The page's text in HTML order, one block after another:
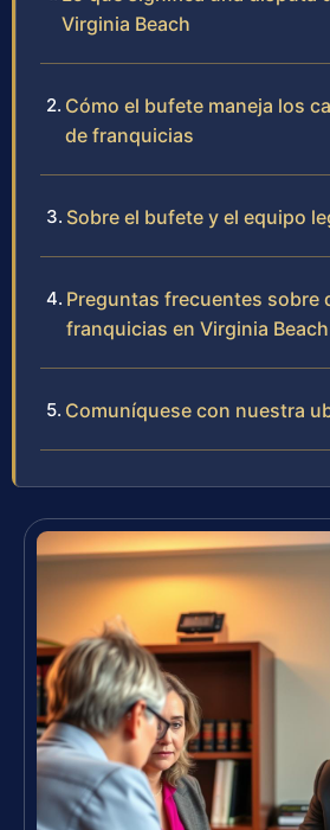
Virginia Beach
Cómo el bufete maneja los
de franquicias
Sobre el bufete y el equipo
Preguntas frecuentes sobre
franquicias en Virginia Beach
Comuníquese con nuestra